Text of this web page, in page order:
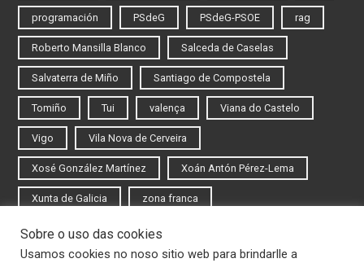
programación PSdeG PSdeG-PSOE rag
Roberto Mansilla Blanco Salceda de Caselas
Salvaterra de Miño Santiago de Compostela
Tomiño Tui valença Viana do Castelo
Vigo Vila Nova de Cerveira
Xosé González Martínez Xoán Antón Pérez-Lema
Xunta de Galicia zona franca
Iniciar sesión
Sobre o uso das cookies
Usamos cookies no noso sitio web para brindarlle a